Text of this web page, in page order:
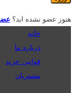
هنوز عضو نشده اید؟
خانه
درباره ما
قوانین خرید
مشتریان